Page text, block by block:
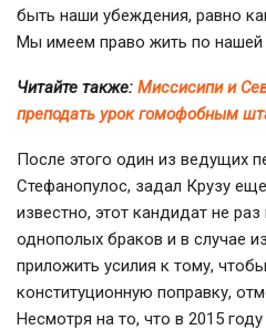
быть наши убеждения, равно
Мы имеем право жить по нашей
Читайте также: Миссисипи и
преподать урок гомофобным
После этого один из ведущих
Стефанопулос, задал Крузу
известно, этот кандидат не
однополых браков и в случае
приложить усилия к тому,
конституционную поправку,
Несмотря на то, что в 2015